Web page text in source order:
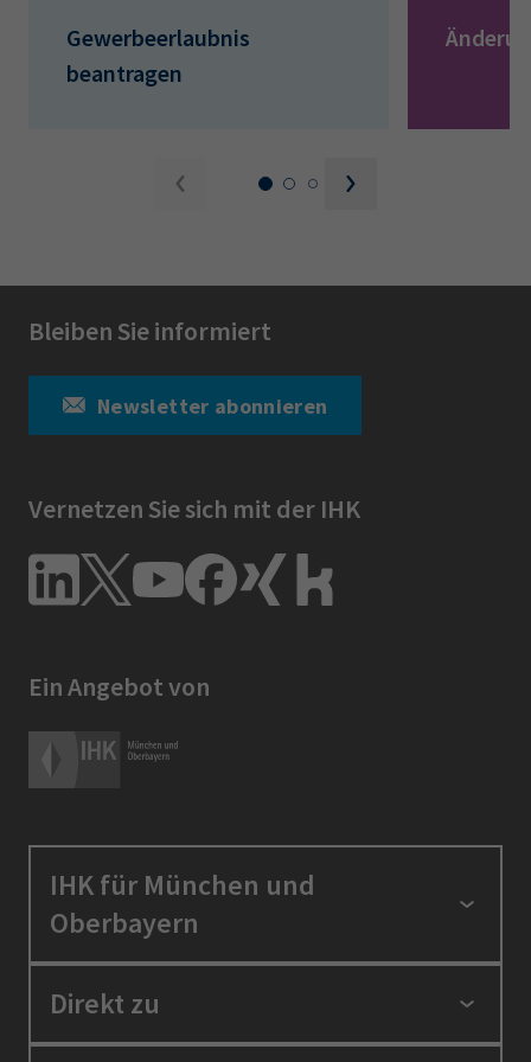
Gewerbeerlaubnis
beantragen
Bleiben Sie informiert
Newsletter abonnieren
Vernetzen Sie sich mit der IHK
Ein Angebot von
IHK für München und
Oberbayern
Standortpolitik
Direkt zu